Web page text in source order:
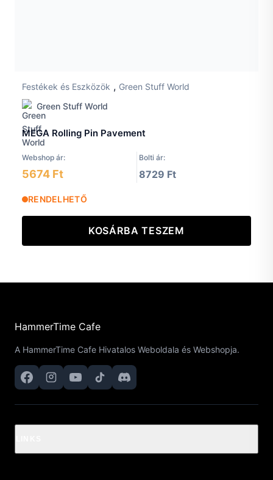
Festékek és Eszközök , Green Stuff World
Green Stuff World
MEGA Rolling Pin Pavement
Webshop ár: Bolti ár:
5674 Ft 8729 Ft
RENDELHETŐ
KOSÁRBA TESZEM
HammerTime Cafe
A HammerTime Cafe Hivatalos Weboldala és Webshopja.